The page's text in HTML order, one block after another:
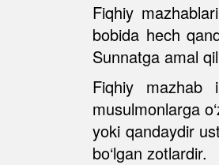
Fiqhiy
bobida hech
Sunnatga amal
Fiqhiy mazhab
musulmonlarga
yoki qandaydir
bo‘lgan zotlardir.